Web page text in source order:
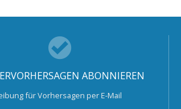
ABONNIEREN
für Vorhersagen per E-Mail